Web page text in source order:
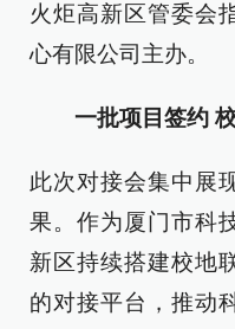
火炬高新区管委会
心有限公司主办。
一批项目签约
此次对接会集中展
果。作为厦门市科
新区持续搭建校地
的对接平台，推动